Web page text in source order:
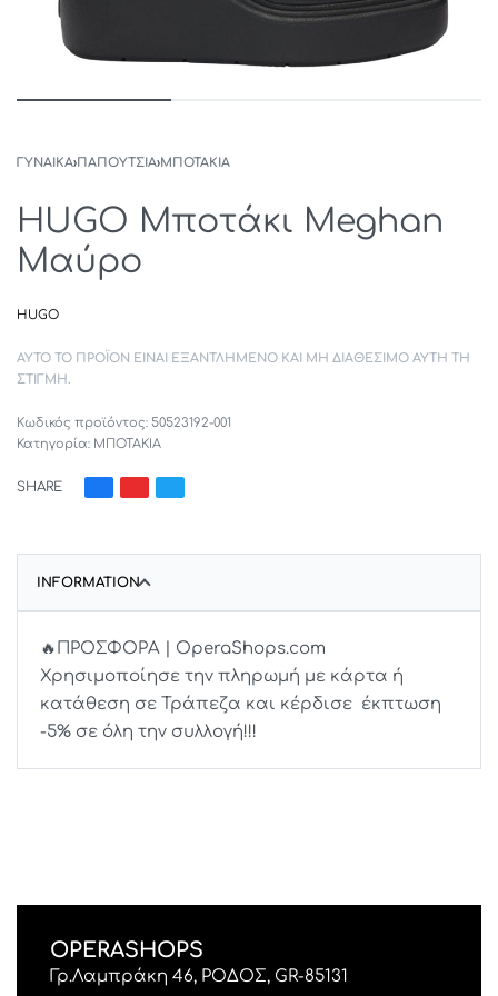
ΓΥΝΑΙΚΑ›ΠΑΠΟΥΤΣΙΑ›ΜΠΟΤΑΚΙΑ
HUGO Μποτάκι Meghan
Μαύρο
HUGO
ΑΥΤΌ ΤΟ ΠΡΟΪΌΝ ΕΊΝΑΙ ΕΞΑΝΤΛΗΜΈΝΟ ΚΑΙ ΜΗ ΔΙΑΘΈΣΙΜΟ ΑΥΤΉ ΤΗ
ΣΤΙΓΜΉ.
50523192-001
Κατηγορία: ΜΠΟΤΑΚΙΑ
SHARE
INFORMATION
🔥ΠΡΟΣΦΟΡΑ | OperaShops.com
Χρησιμοποίησε την πληρωμή με κάρτα ή
κατάθεση σε Τράπεζα και κέρδισε έκπτωση
-5% σε όλη την συλλογή!!!
OPERASHOPS
Γρ.Λαμπράκη 46, ΡΟΔΟΣ, GR-85131